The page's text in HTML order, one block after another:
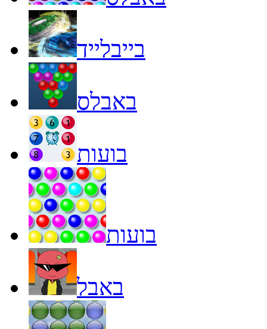
בייבלייד
באבלס
בועות
בועות
באבל